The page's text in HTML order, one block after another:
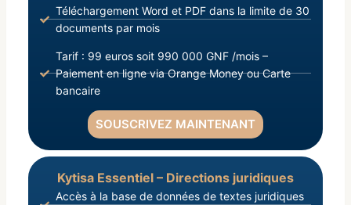
Téléchargement Word et PDF dans la limite de 30
documents par mois
Tarif : 99 euros soit 990 000 GNF /mois –
Paiement en ligne via Orange Money ou Carte
bancaire
SOUSCRIVEZ MAINTENANT
Kytisa Essentiel – Directions juridiques
Accès à la base de données de textes juridiques